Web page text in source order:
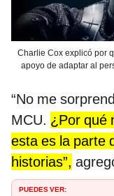
Charlie Cox explicó por
apoyo de adaptar al
“No me
MCU. ¿Por qué
esta es la parte
historias”,
PUEDES VER: